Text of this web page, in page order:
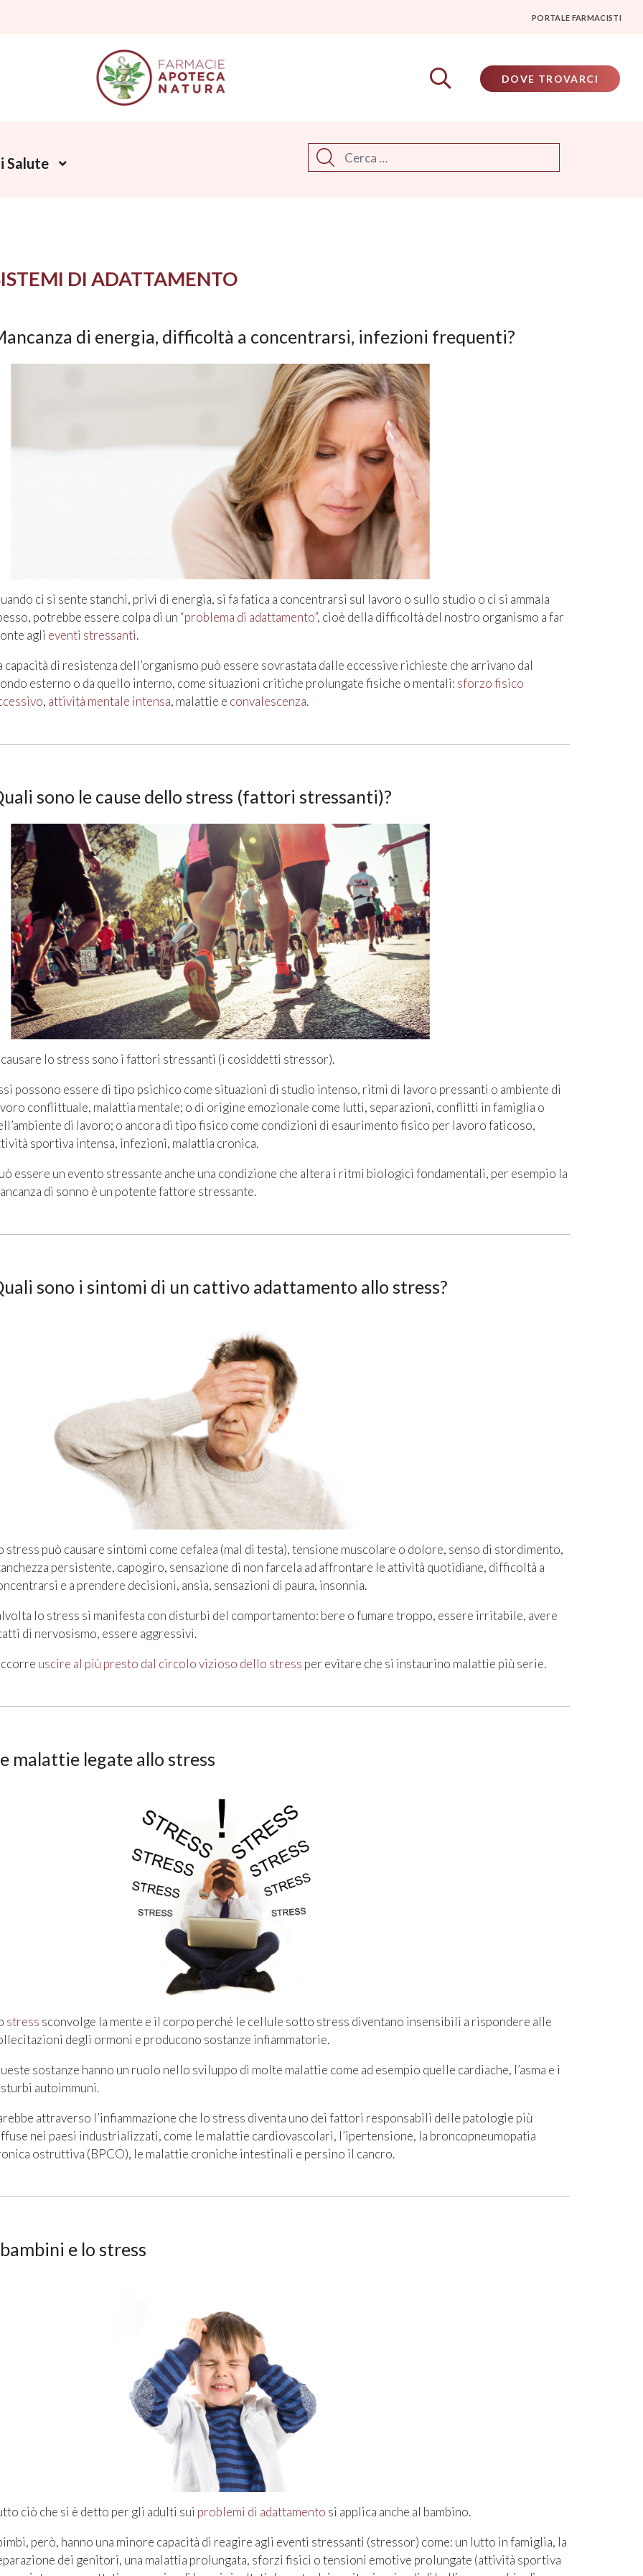
PORTALE FARMACISTI
DOVE TROVARCI
Salute
Cerca
DI ADATTAMENTO
di energia, difficoltà a concentrarsi, infezioni frequenti?
ci si sente stanchi, privi di energia, si fa fatica a concentrarsi sul lavoro o sullo studio o ci si ammala
potrebbe essere colpa di un “problema di adattamento”, cioè della difficoltà del nostro organismo a far
agli eventi stressanti.
capacità di resistenza dell’organismo può essere sovrastata dalle eccessive richieste che arrivano dal
esterno o da quello interno, come situazioni critiche prolungate fisiche o mentali: sforzo fisico
, attività mentale intensa, malattie e convalescenza.
sono le cause dello stress (fattori stressanti)?
lo stress sono i fattori stressanti (i cosiddetti stressor).
possono essere di tipo psichico come situazioni di studio intenso, ritmi di lavoro pressanti o ambiente di
conflittuale, malattia mentale; o di origine emozionale come lutti, separazioni, conflitti in famiglia o
di lavoro; o ancora di tipo fisico come condizioni di esaurimento fisico per lavoro faticoso,
sportiva intensa, infezioni, malattia cronica.
essere un evento stressante anche una condizione che altera i ritmi biologici fondamentali, per esempio la
di sonno è un potente fattore stressante.
sono i sintomi di un cattivo adattamento allo stress?
stress può causare sintomi come cefalea (mal di testa), tensione muscolare o dolore, senso di stordimento,
persistente, capogiro, sensazione di non farcela ad affrontare le attività quotidiane, difficoltà a
e a prendere decisioni, ansia, sensazioni di paura, insonnia.
lo stress si manifesta con disturbi del comportamento: bere o fumare troppo, essere irritabile, avere
di nervosismo, essere aggressivi.
uscire al più presto dal circolo vizioso dello stress per evitare che si instaurino malattie più serie.
malattie legate allo stress
stress sconvolge la mente e il corpo perché le cellule sotto stress diventano insensibili a rispondere alle
degli ormoni e producono sostanze infiammatorie.
sostanze hanno un ruolo nello sviluppo di molte malattie come ad esempio quelle cardiache, l’asma e i
autoimmuni.
attraverso l’infiammazione che lo stress diventa uno dei fattori responsabili delle patologie più
nei paesi industrializzati, come le malattie cardiovascolari, l’ipertensione, la broncopneumopatia
ostruttiva (BPCO), le malattie croniche intestinali e persino il cancro.
e lo stress
ciò che si è detto per gli adulti sui problemi di adattamento si applica anche al bambino.
però, hanno una minore capacità di reagire agli eventi stressanti (stressor) come: un lutto in famiglia, la
dei genitori, una malattia prolungata, sforzi fisici o tensioni emotive prolungate (attività sportiva